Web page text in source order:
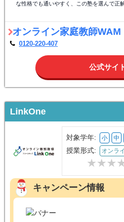
な性格でも通いやすく、この塾を選んで正
オンライン家庭教師WAM
0120-220-407
公式サイ
LinkOne
対象学年: 小 中
授業形式: オンラ
キャンペーン情報